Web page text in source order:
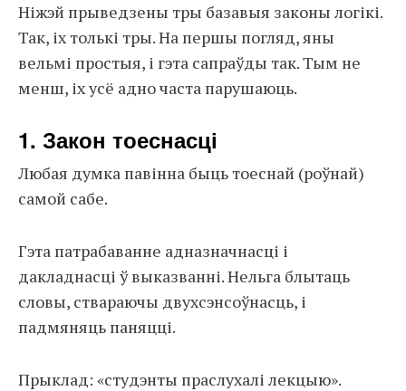
Ніжэй прыведзены тры базавыя законы логікі.
Так, іх толькі тры. На першы погляд, яны
вельмі простыя, і гэта сапраўды так. Тым не
менш, іх усё адно часта парушаюць.
1. Закон тоеснасці
Любая думка павінна быць тоеснай (роўнай)
самой сабе.
Гэта патрабаванне адназначнасці і
дакладнасці ў выказванні. Нельга блытаць
словы, ствараючы двухсэнсоўнасць, і
падмяняць паняцці.
Прыклад: «студэнты праслухалі лекцыю».